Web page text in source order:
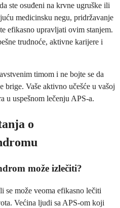
ste osuđeni na krvne ugruške ili
medicinsku negu, pridržavanje
efikasno upravljati ovim stanjem.
trudnoće, aktivne karijere i
timom i ne bojte se da
brige. Vaše aktivno učešće u vašoj
u uspešnom lečenju APS-a.
o
može izlečiti?
se može veoma efikasno lečiti
Većina ljudi sa APS-om koji